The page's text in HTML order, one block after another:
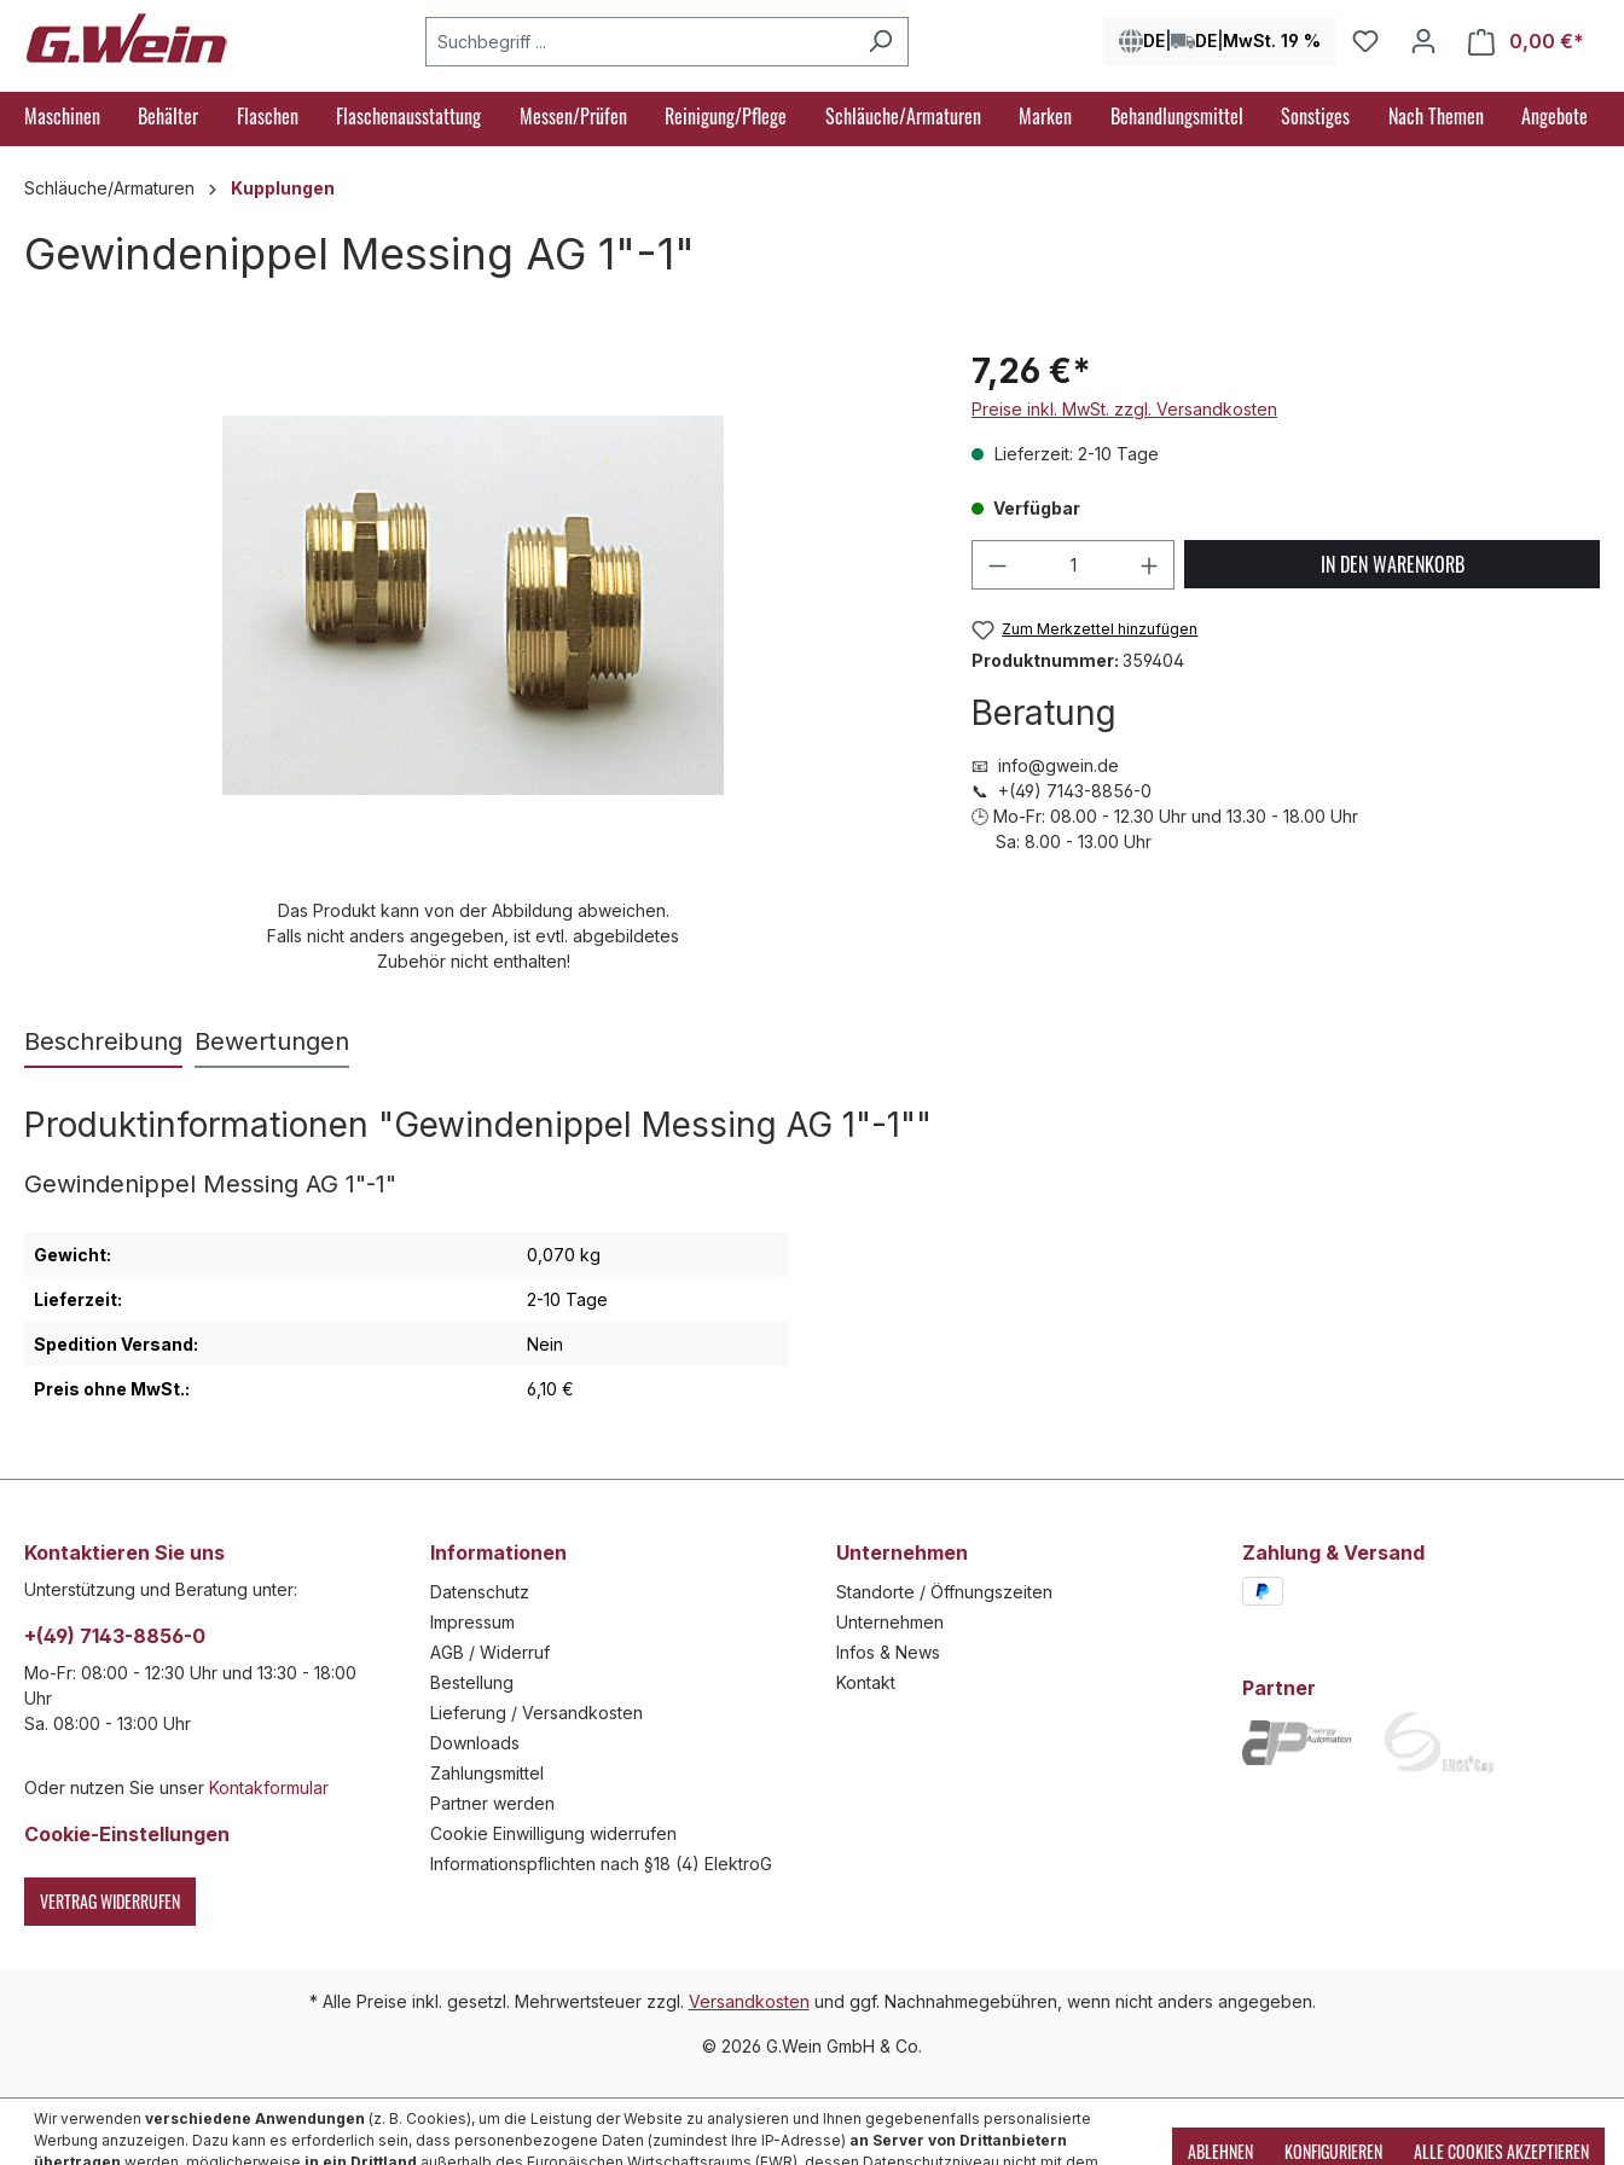
Zur Hauptnavigation springen
DE DE MwSt. 19 % 0,00 €*
Maschinen Behälter Flaschen Flaschenausstattung Messen/Prüfen Reinigung/Pflege Schläuche/Armaturen Marken Behandlungsmittel Sonstiges Nach Themen Angebote
Schläuche/Armaturen Kupplungen
Gewindenippel Messing AG 1"-1"
Das Produkt kann von der Abbildung abweichen.
Falls nicht anders angegeben, ist evtl. abgebildetes
Zubehör nicht enthalten!
7,26 €*
Preise inkl. MwSt. zzgl. Versandkosten
Lieferzeit: 2-10 Tage
Verfügbar
Produkt Anzahl: Gib den gewünschten Wert
IN DEN WARENKORB
Zum Merkzettel hinzufügen
Produktnummer: 359404
Beratung
📧 info@gwein.de
📞 +(49) 7143-8856-0
🕒 Mo-Fr: 08.00 - 12.30 Uhr und 13.30 - 18.00 Uhr
Sa: 8.00 - 13.00 Uhr
Beschreibung Bewertungen
Produktinformationen "Gewindenippel Messing AG 1"-1""
Gewindenippel Messing AG 1"-1"
Gewicht: 0,070 kg
Lieferzeit: 2-10 Tage
Spedition Versand: Nein
Preis ohne MwSt.: 6,10 €
Kontaktieren Sie uns
Unterstützung und Beratung unter:
+(49) 7143-8856-0
Mo-Fr: 08:00 - 12:30 Uhr und 13:30 - 18:00
Uhr
Sa. 08:00 - 13:00 Uhr
Oder nutzen Sie unser Kontakformular
Cookie-Einstellungen
VERTRAG WIDERRUFEN
Informationen
Datenschutz
Impressum
AGB / Widerruf
Bestellung
Lieferung / Versandkosten
Downloads
Zahlungsmittel
Partner werden
Cookie Einwilligung widerrufen
Informationspflichten nach §18 (4) ElektroG
Unternehmen
Standorte / Öffnungszeiten
Unternehmen
Infos & News
Kontakt
Zahlung & Versand
Partner
* Alle Preise inkl. gesetzl. Mehrwertsteuer zzgl. Versandkosten und ggf. Nachnahmegebühren, wenn nicht anders angegeben.
© 2026 G.Wein GmbH & Co.
Wir verwenden verschiedene Anwendungen (z. B. Cookies), um die Leistung der Website zu analysieren und Ihnen gegebenenfalls personalisierte
Werbung anzuzeigen. Dazu kann es erforderlich sein, dass personenbezogene Daten (zumindest Ihre IP-Adresse) an Server von Drittanbietern
ABLEHNEN KONFIGURIEREN ALLE COOKIES AKZEPTIEREN